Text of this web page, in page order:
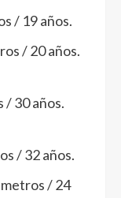
/ 19 años.
/ 20 años.
/ 30 años.
/ 32 años.
/ 24